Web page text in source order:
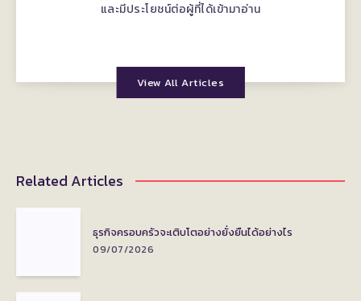
และมีประโยชน์ต่อผู้ที่ได้เข้ามาอ่าน
View All Articles
Related Articles
ธุรกิจครอบครัวจะเติบโตอย่างยั่งยืนได้อย่างไร
09/07/2026